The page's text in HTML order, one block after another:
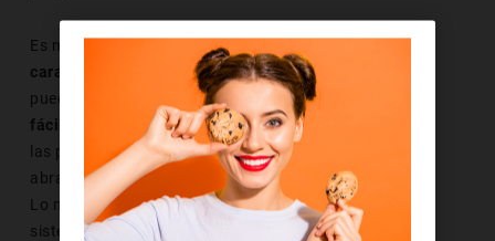
Es muy probable que hayamos visto al
cara desesperada
en alguna conversación, incluso
puede ser que lo hayamos utilizado. Este símbolo
fácilmente reconocible, pero no debemos olvidar que
las plataformas y las aplicaciones con las que lo
abramos repercuten en la forma en la que lo vemos.
Lo mismo ocurre con nuestro navegador y con nuestro
sistema operativo. Además, el S.O. que tengamos